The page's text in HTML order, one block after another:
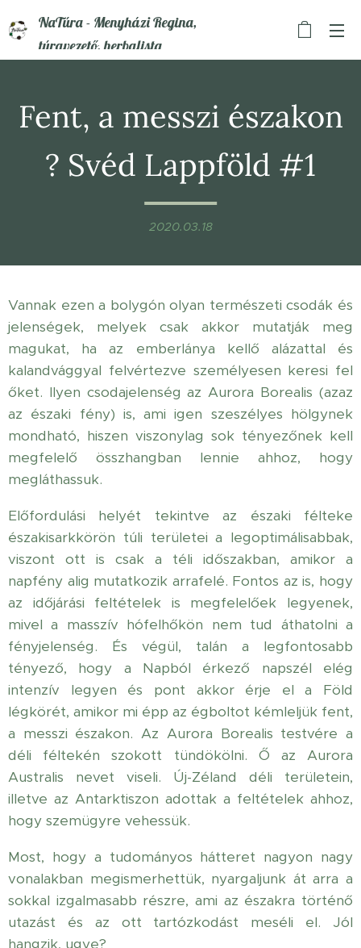
NaTúra - Menyházi Regina,
túravezető, herbalista
Fent, a messzi északon
? Svéd Lappföld #1
2020.03.18
Vannak ezen a bolygón olyan természeti csodák és
jelenségek, melyek csak akkor mutatják meg
magukat, ha az emberlánya kellő alázattal és
kalandvággyal felvértezve személyesen keresi fel
őket. Ilyen csodajelenség az Aurora Borealis (azaz
az északi fény) is, ami igen szeszélyes hölgynek
mondható, hiszen viszonylag sok tényezőnek kell
megfelelő összhangban lennie ahhoz, hogy
megláthassuk.
Előfordulási helyét tekintve az északi félteke
északisarkkörön túli területei a legoptimálisabbak,
viszont ott is csak a téli időszakban, amikor a
napfény alig mutatkozik arrafelé. Fontos az is, hogy
az időjárási feltételek is megfelelőek legyenek,
mivel a masszív hófelhőkön nem tud áthatolni a
fényjelenség. És végül, talán a legfontosabb
tényező, hogy a Napból érkező napszél elég
intenzív legyen és pont akkor érje el a Föld
légkörét, amikor mi épp az égboltot kémleljük fent,
a messzi északon. Az Aurora Borealis testvére a
déli féltekén szokott tündökölni. Ő az Aurora
Australis nevet viseli. Új-Zéland déli területein,
illetve az Antarktiszon adottak a feltételek ahhoz,
hogy szemügyre vehessük.
Most, hogy a tudományos hátteret nagyon nagy
vonalakban megismerhettük, nyargaljunk át arra a
sokkal izgalmasabb részre, ami az északra történő
utazást és az ott tartózkodást meséli el. Jól
hangzik, ugye?